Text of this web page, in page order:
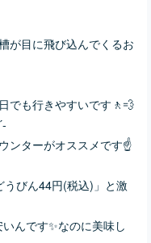
が目に飛び込んでくるお
でも行きやすいです🚶💨
ンターがオススメです☝
びん44円(税込)」と激
んです✨なのに美味し